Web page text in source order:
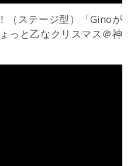
（ステージ型）「Ginoが
っと乙なクリスマス＠神